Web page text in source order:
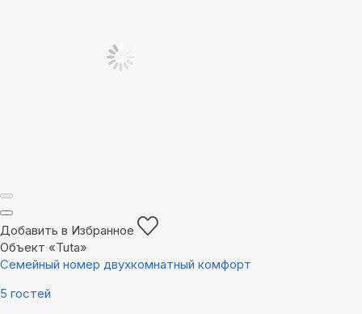
Добавить в Избранное
Объект «Tuta»
Семейный номер двухкомнатный комфорт
5 гостей